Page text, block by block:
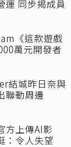
運 同步揭成員
《這款遊戲
萬元開發者
結城昨日奈與
聯動周邊
方上傳AI影
：令人失望